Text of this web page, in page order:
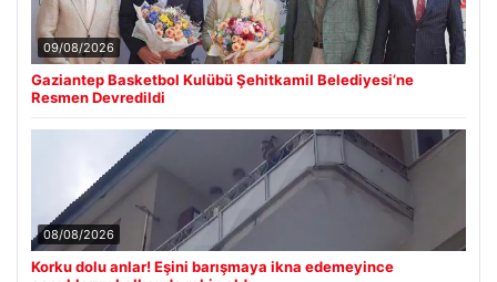
09/08/2026
Gaziantep Basketbol Kulübü Şehitkamil Belediyesi’ne
Resmen Devredildi
08/08/2026
Korku dolu anlar! Eşini barışmaya ikna edemeyince